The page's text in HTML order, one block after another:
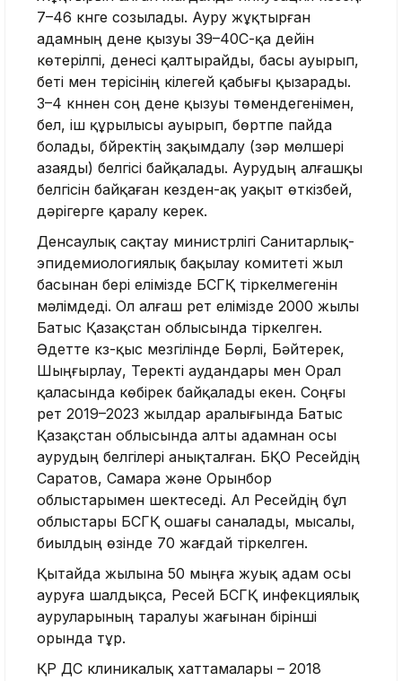
7–46 күнге созылады. Ауру жұқтырған
адамның дене қызуы 39–40С-қа дейін
көтерілпі, денесі қалтырайды, басы ауырып,
беті мен терісінің кілегей қабығы қызарады.
3–4 күннен соң дене қызуы төмендегенімен,
бел, іш құрылысы ауырып, бөртпе пайда
болады, бүйректің зақымдалу (зәр мөлшері
азаяды) белгісі байқалады. Аурудың алғашқы
белгісін байқаған кезден-ақ уақыт өткізбей,
дәрігерге қаралу керек.
Денсаулық сақтау министрлігі Санитарлық-
эпидемиологиялық бақылау комитеті жыл
басынан бері елімізде БСГҚ тіркелмегенін
мәлімдеді. Ол алғаш рет елімізде 2000 жылы
Батыс Қазақстан облысында тіркелген.
Әдетте күз-қыс мезгілінде Бөрлі, Бәйтерек,
Шыңғырлау, Теректі аудандары мен Орал
қаласында көбірек байқалады екен. Соңғы
рет 2019–2023 жылдар аралығында Батыс
Қазақстан облысында алты адамнан осы
аурудың белгілері анықталған. БҚО Ресейдің
Саратов, Самара және Орынбор
облыстарымен шектеседі. Ал Ресейдің бұл
облыстары БСГҚ ошағы саналады, мысалы,
биылдың өзінде 70 жағдай тіркелген.
Қытайда жылына 50 мыңға жуық адам осы
ауруға шалдықса, Ресей БСГҚ инфекциялық
ауруларының таралуы жағынан бірінші
орында тұр.
ҚР ДС клиникалық хаттамалары – 2018